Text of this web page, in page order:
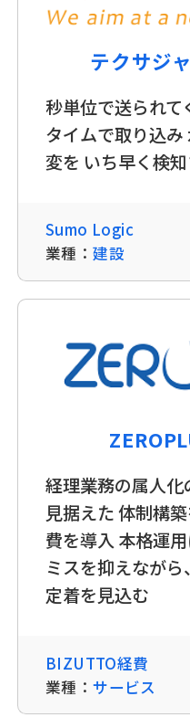
テクサジ
秒単位で送られて
タイムで取り込
変を いち早く検
Sumo Logic
業種：建設
経理業務の属人
見据えた 体制構
費を導入 本格運
ミスを抑えなが
定着を見込む
BIZUTTO経費
業種：サービス